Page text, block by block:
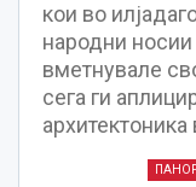
кои во
народни носии
вметнувале
сега ги